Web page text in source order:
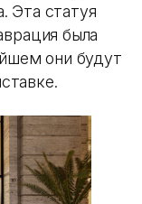
Эта статуя
была
они будут